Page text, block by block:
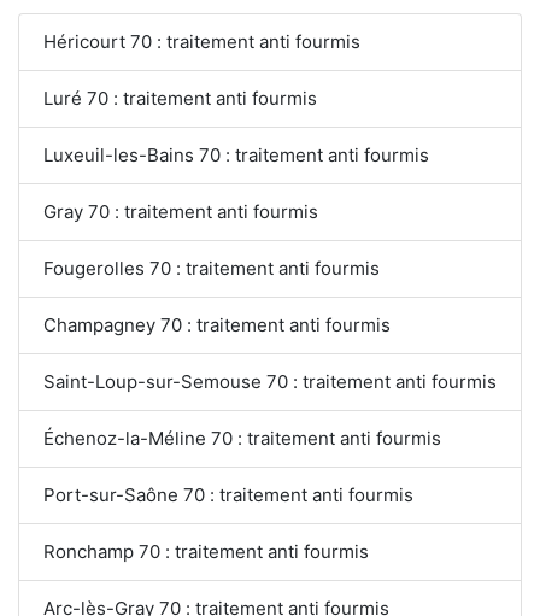
Héricourt 70 : traitement anti fourmis
Luré 70 : traitement anti fourmis
Luxeuil-les-Bains 70 : traitement anti fourmis
Gray 70 : traitement anti fourmis
Fougerolles 70 : traitement anti fourmis
Champagney 70 : traitement anti fourmis
Saint-Loup-sur-Semouse 70 : traitement anti fourmis
Échenoz-la-Méline 70 : traitement anti fourmis
Port-sur-Saône 70 : traitement anti fourmis
Ronchamp 70 : traitement anti fourmis
Arc-lès-Gray 70 : traitement anti fourmis